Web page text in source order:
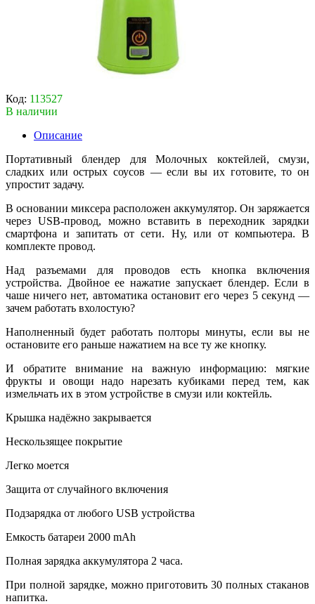
Код: 113527
В наличии
Описание
Портативный блендер для Молочных коктейлей, смузи,
сладких или острых соусов — если вы их готовите, то он
упростит задачу.
В основании миксера расположен аккумулятор. Он заряжается
через USB-провод, можно вставить в переходник зарядки
смартфона и запитать от сети. Ну, или от компьютера. В
комплекте провод.
Над разъемами для проводов есть кнопка включения
устройства. Двойное ее нажатие запускает блендер. Если в
чаше ничего нет, автоматика остановит его через 5 секунд —
зачем работать вхолостую?
Наполненный будет работать полторы минуты, если вы не
остановите его раньше нажатием на все ту же кнопку.
И обратите внимание на важную информацию: мягкие
фрукты и овощи надо нарезать кубиками перед тем, как
измельчать их в этом устройстве в смузи или коктейль.
Крышка надёжно закрывается
Нескользящее покрытие
Легко моется
Защита от случайного включения
Подзарядка от любого USB устройства
Емкость батареи 2000 mAh
Полная зарядка аккумулятора 2 часа.
При полной зарядке, можно приготовить 30 полных стаканов
напитка.